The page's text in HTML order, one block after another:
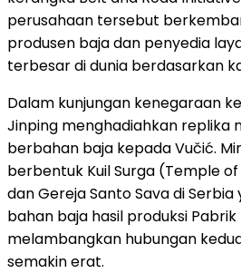
perusahaan tersebut
produsen baja dan penyedia
terbesar di dunia berdasarkan
Dalam kunjungan kenegaraan
Jinping menghadiahkan replika
berbahan baja kepada Vučić.
berbentuk Kuil Surga (Temple
dan Gereja Santo Sava di
bahan baja hasil produksi Pabrik
melambangkan hubungan
semakin erat.